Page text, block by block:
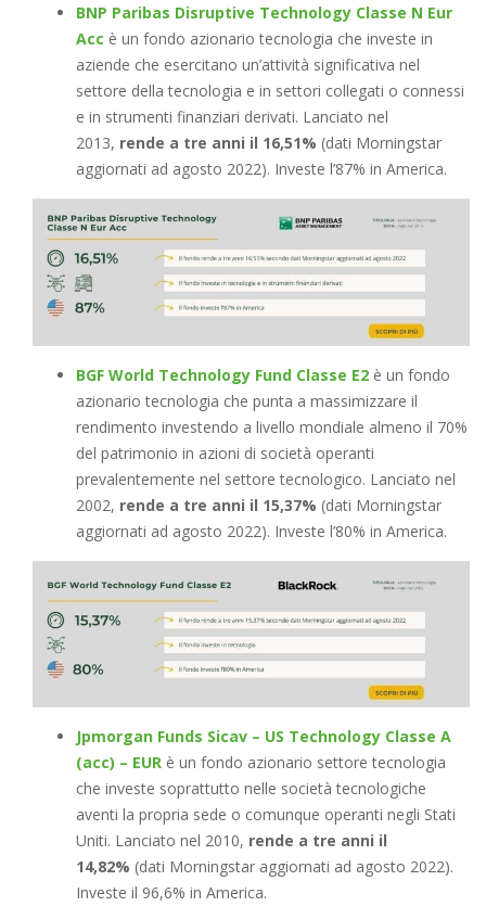
BNP Paribas Disruptive Technology Classe N Eur
Acc è un fondo azionario tecnologia che investe in
aziende che esercitano un’attività significativa nel
settore della tecnologia e in settori collegati o connessi
e in strumenti finanziari derivati. Lanciato nel
2013, rende a tre anni il 16,51% (dati Morningstar
aggiornati ad agosto 2022). Investe l’87% in America.
BGF World Technology Fund Classe E2 è un fondo
azionario tecnologia che punta a massimizzare il
rendimento investendo a livello mondiale almeno il 70%
del patrimonio in azioni di società operanti
prevalentemente nel settore tecnologico. Lanciato nel
2002, rende a tre anni il 15,37% (dati Morningstar
aggiornati ad agosto 2022). Investe l’80% in America.
Jpmorgan Funds Sicav – US Technology Classe A
(acc) – EUR è un fondo azionario settore tecnologia
che investe soprattutto nelle società tecnologiche
aventi la propria sede o comunque operanti negli Stati
Uniti. Lanciato nel 2010, rende a tre anni il
14,82% (dati Morningstar aggiornati ad agosto 2022).
Investe il 96,6% in America.